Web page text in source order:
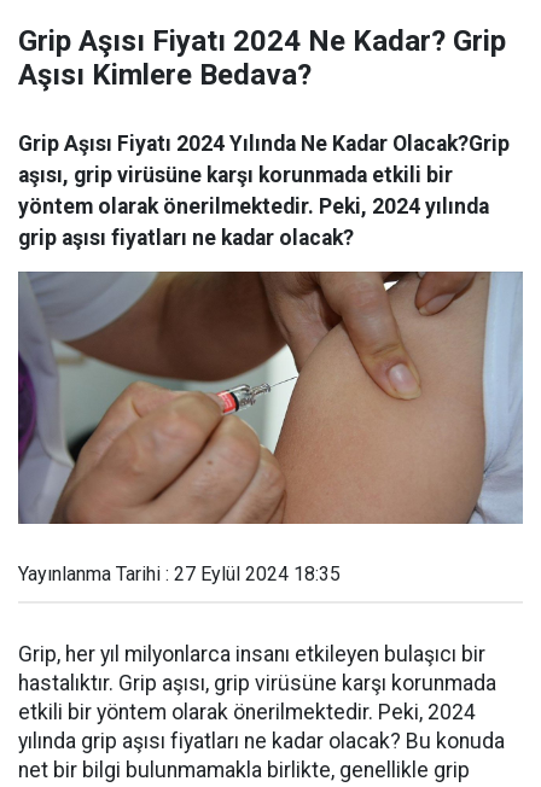
Grip Aşısı Fiyatı 2024 Ne Kadar? Grip
Aşısı Kimlere Bedava?
Grip Aşısı Fiyatı 2024 Yılında Ne Kadar Olacak?Grip
aşısı, grip virüsüne karşı korunmada etkili bir
yöntem olarak önerilmektedir. Peki, 2024 yılında
grip aşısı fiyatları ne kadar olacak?
Yayınlanma Tarihi : 27 Eylül 2024 18:35
Grip, her yıl milyonlarca insanı etkileyen bulaşıcı bir
hastalıktır. Grip aşısı, grip virüsüne karşı korunmada
etkili bir yöntem olarak önerilmektedir. Peki, 2024
yılında grip aşısı fiyatları ne kadar olacak? Bu konuda
net bir bilgi bulunmamakla birlikte, genellikle grip